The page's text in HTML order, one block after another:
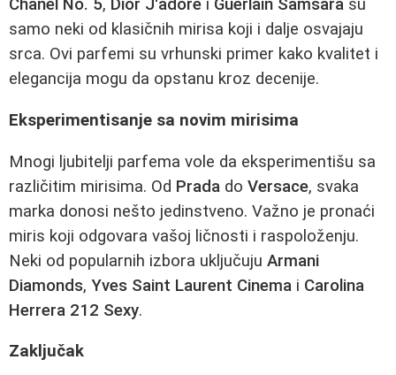
Chanel No. 5, Dior J'adore i Guerlain Samsara su
samo neki od klasičnih mirisa koji i dalje osvajaju
srca. Ovi parfemi su vrhunski primer kako kvalitet i
elegancija mogu da opstanu kroz decenije.
Eksperimentisanje sa novim mirisima
Mnogi ljubitelji parfema vole da eksperimentišu sa
različitim mirisima. Od Prada do Versace, svaka
marka donosi nešto jedinstveno. Važno je pronaći
miris koji odgovara vašoj ličnosti i raspoloženju.
Neki od popularnih izbora uključuju Armani
Diamonds, Yves Saint Laurent Cinema i Carolina
Herrera 212 Sexy.
Zaključak